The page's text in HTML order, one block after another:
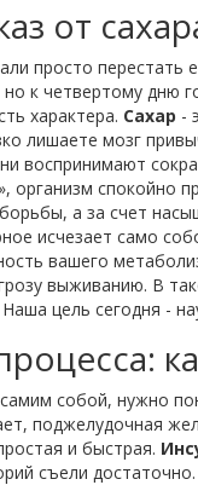
от
просто перестать
к четвертому дню
характера. Сахар -
лишаете мозг
воспринимают
организм
а за счет
исчезает само
вашего
выживанию. В
цель сегодня -
собой, нужно
поджелудочная
и быстрая.
съели достаточно.